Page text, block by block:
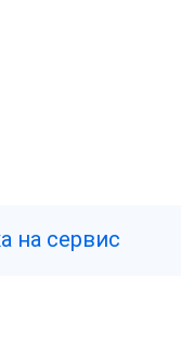
на сервис